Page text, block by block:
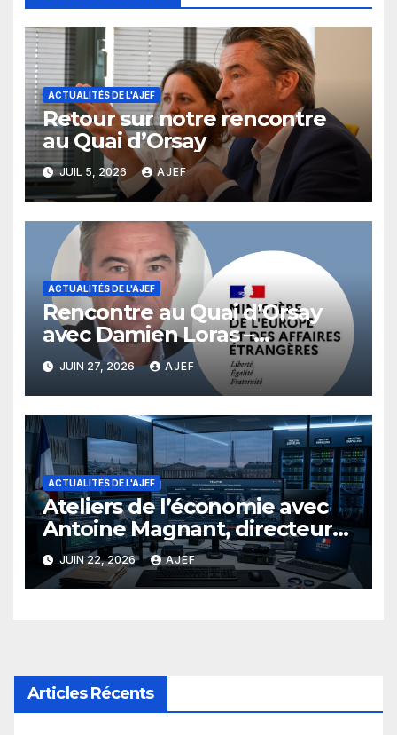
ACTUALITÉS DE L'AJEF
Retour sur notre rencontre
au Quai d’Orsay
JUIL 5, 2026 AJEF
ACTUALITÉS DE L'AJEF
Rencontre au Quai d’Orsay
avec Damien Loras –
Directeur de la Diplomatie
économique au Ministère des
Affaires Etrangères
JUIN 27, 2026 AJEF
ACTUALITÉS DE L'AJEF
Ateliers de l’économie avec
Antoine Magnant, directeur
de Tracfin
JUIN 22, 2026 AJEF
Articles Récents